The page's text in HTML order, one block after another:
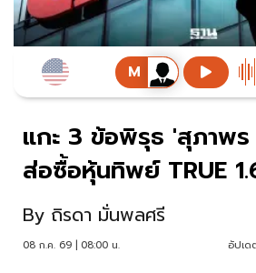
แกะ 3 ข้อพิรุธ 'สุภาพ
ส่อซื้อหุ้นทิพย์ TRUE
By ถิรดา มั่นพลศรี
08 ก.ค. 69 | 08:00 น. อัปเด